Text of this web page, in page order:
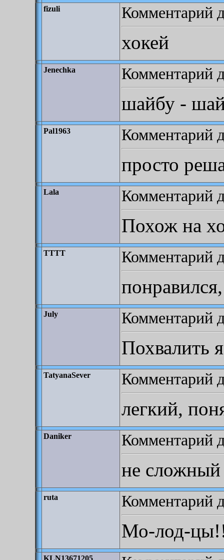
fizuli Комментарий
хокей
Jenechka Комментарий
шайбу -
Pal1963 Комментарий
просто
Lala Комментарий
Похож на
TTTT Комментарий
July Комментарий
Похвалить
TatyanaSever Комментарий
легкий,
Daniker Комментарий
не сложный
ruta Комментарий
Мо-лод-
KLN13671205